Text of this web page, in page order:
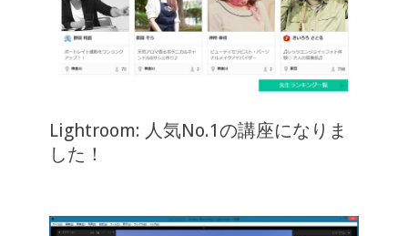
Lightroom: 人気No.1の講座になりま
した！